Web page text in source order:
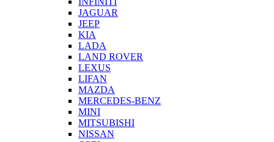
JAGUAR
JEEP
KIA
LADA
LAND ROVER
LEXUS
LIFAN
MAZDA
MERCEDES-BENZ
MINI
MITSUBISHI
NISSAN